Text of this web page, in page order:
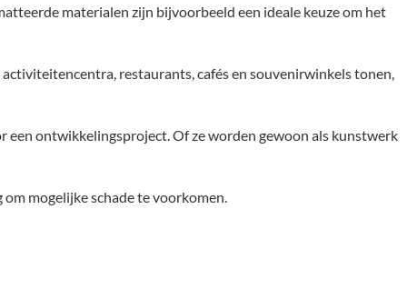
materialen zijn bijvoorbeeld een ideale keuze om het
restaurants, cafés en souvenirwinkels tonen,
een ontwikkelingsproject. Of ze worden gewoon als kunstwerk
mogelijke schade te voorkomen.